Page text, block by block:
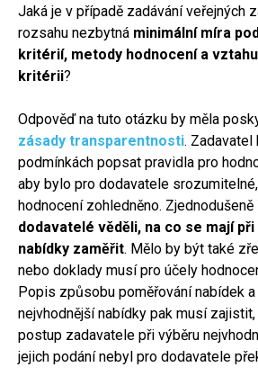
Jaká je v případě zadávání veřejných
rozsahu nezbytná minimální míra
kritérií, metody hodnocení a
kritérii?
Odpověď na tuto otázku by měla
zásady transparentnosti. Zadavatel
podmínkách popsat pravidla pro
aby bylo pro dodavatele
hodnocení zohledněno. Zjednodušeně
dodavatelé věděli, na co se mají
nabídky zaměřit. Mělo by být také
nebo doklady musí pro účely
Popis způsobu poměřování nabídek
nejvhodnější nabídky pak musí
postup zadavatele při výběru
jejich podání nebyl pro dodavatele